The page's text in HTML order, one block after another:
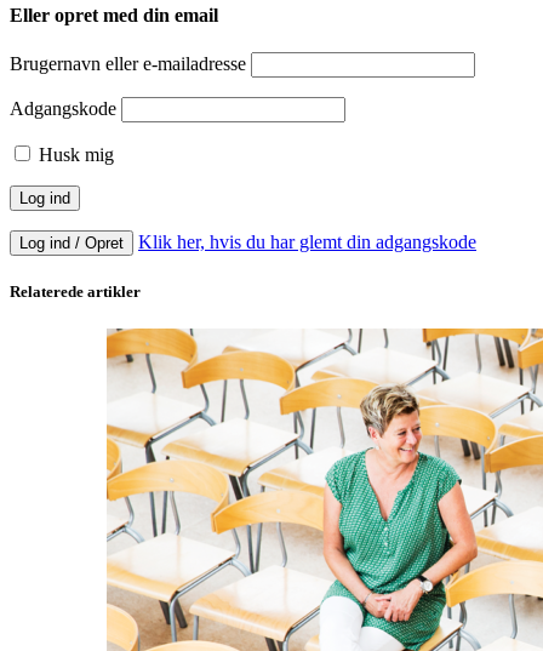
Eller opret med din email
Brugernavn eller e-mailadresse
Adgangskode
Husk mig
Log ind / Opret Klik her, hvis du har glemt din adgangskode
Relaterede artikler